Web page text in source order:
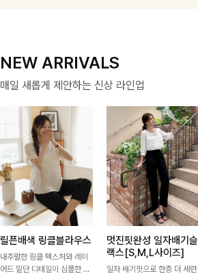
NEW ARRIVALS
매일 새롭게 제안하는 신상 라인업
릴픈배색 링클블라우스
내추럴한 링클 텍스처와 레이
어드 밑단 디테일이 심플한 디
멋진핏완성 일자배기슬
랙스[S,M,L사이즈]
일자 배기핏으로 한층 더 세련